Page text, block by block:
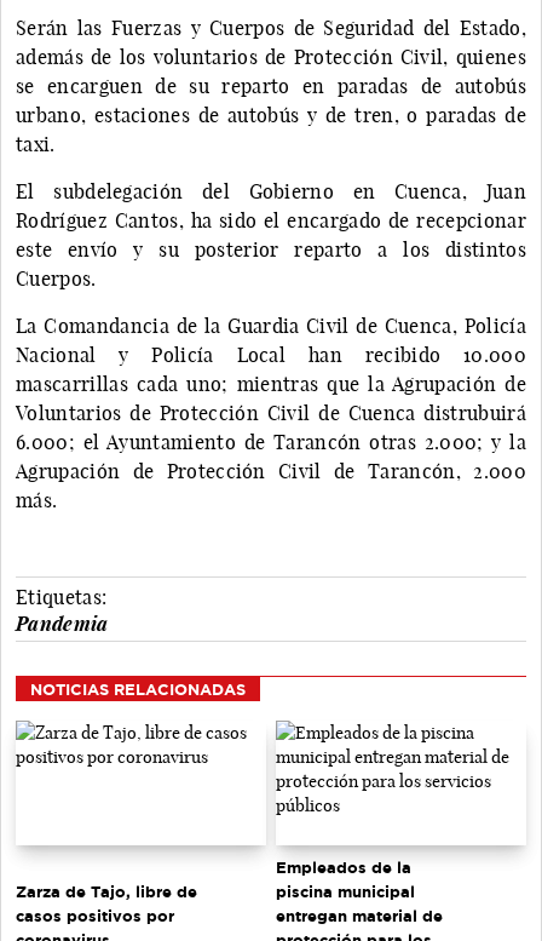
Serán las Fuerzas y Cuerpos de Seguridad del Estado,
además de los voluntarios de Protección Civil, quienes
se encarguen de su reparto en paradas de autobús
urbano, estaciones de autobús y de tren, o paradas de
taxi.
El subdelegación del Gobierno en Cuenca, Juan
Rodríguez Cantos, ha sido el encargado de recepcionar
este envío y su posterior reparto a los distintos
Cuerpos.
La Comandancia de la Guardia Civil de Cuenca, Policía
Nacional y Policía Local han recibido 10.000
mascarrillas cada uno; mientras que la Agrupación de
Voluntarios de Protección Civil de Cuenca distrubuirá
6.000; el Ayuntamiento de Tarancón otras 2.000; y la
Agrupación de Protección Civil de Tarancón, 2.000
más.
Etiquetas:
Pandemia
NOTICIAS RELACIONADAS
Zarza de Tajo, libre de
casos positivos por
Empleados de la
piscina municipal
entregan material de